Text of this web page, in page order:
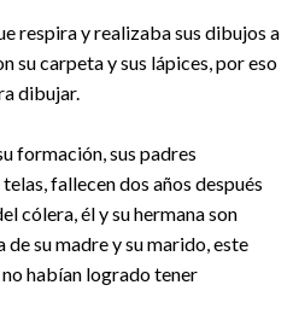
respira y realizaba sus dibujos a
su carpeta y sus lápices, por eso
dibujar.
formación, sus padres
fallecen dos años después
cólera, él y su hermana son
su madre y su marido, este
habían logrado tener